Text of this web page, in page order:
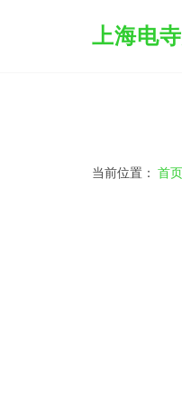
上海电
当前位置： 首页